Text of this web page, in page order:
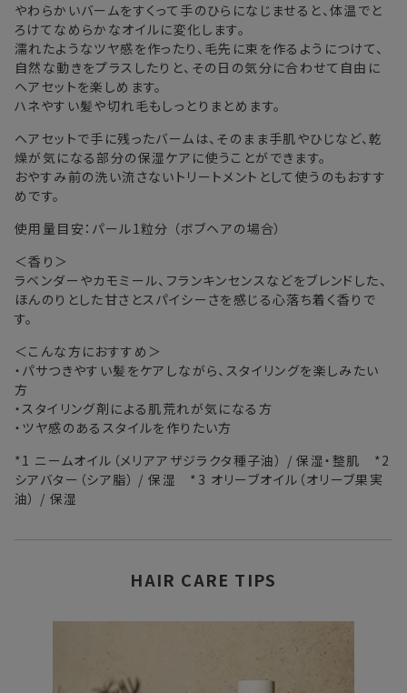
※以下に該当する場合、上記の日程で発送できない場合がござ
います。
・交通状況や天候による遅延
・ラッピングのご注文、繁忙期および休業期間中
・ご注文内容の確認にお時間を要する
・複数製品購入により配送手配に時間がかかる
やわらかいバームをすくって手のひらになじませると、体温でと
ろけてなめらかなオイルに変化します。
濡れたようなツヤ感を作ったり、毛先に束を作るようにつけて、
自然な動きをプラスしたりと、その日の気分に合わせて自由に
ヘアセットを楽しめます。
ハネやすい髪や切れ毛もしっとりまとめます。
ヘアセットで手に残ったバームは、そのまま手肌やひじなど、乾
燥が気になる部分の保湿ケアに使うことができます。
おやすみ前の洗い流さないトリートメントとして使うのもおすす
めです。
使用量目安：パール1粒分 （ボブヘアの場合）
＜香り＞
ラベンダーやカモミール、フランキンセンスなどをブレンドした、
ほんのりとした甘さとスパイシーさを感じる心落ち着く香りで
す。
＜こんな方におすすめ＞
・パサつきやすい髪をケアしながら、スタイリングを楽しみたい
方
・スタイリング剤による肌荒れが気になる方
・ツヤ感のあるスタイルを作りたい方
*1 ニームオイル（メリアアザジラクタ種子油） / 保湿・整肌 *2
シアバター（シア脂） / 保湿 *3 オリーブオイル（オリーブ果実
油） / 保湿
HAIR CARE TIPS